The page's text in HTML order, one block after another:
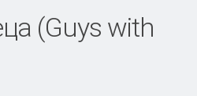
(Guys with